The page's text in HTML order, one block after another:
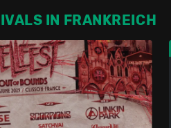
IN FRANKREICH